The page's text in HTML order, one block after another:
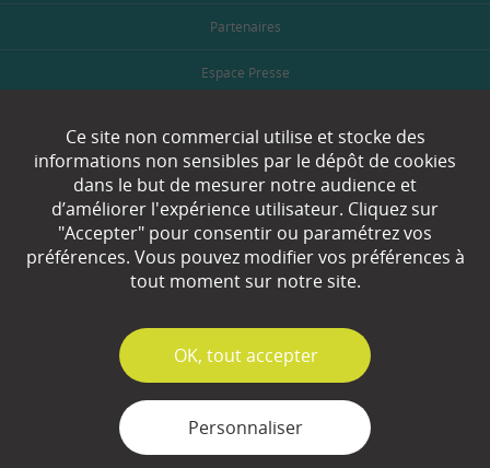
Partenaires
Espace Presse
Contact
Mentions légales
Gestion des cookies
Ce site non commercial utilise et stocke des
informations non sensibles par le dépôt de cookies
dans le but de mesurer notre audience et
d’améliorer l'expérience utilisateur. Cliquez sur
"Accepter" pour consentir ou paramétrez vos
préférences. Vous pouvez modifier vos préférences à
tout moment sur notre site.
✓
OK, tout accepter
Personnaliser